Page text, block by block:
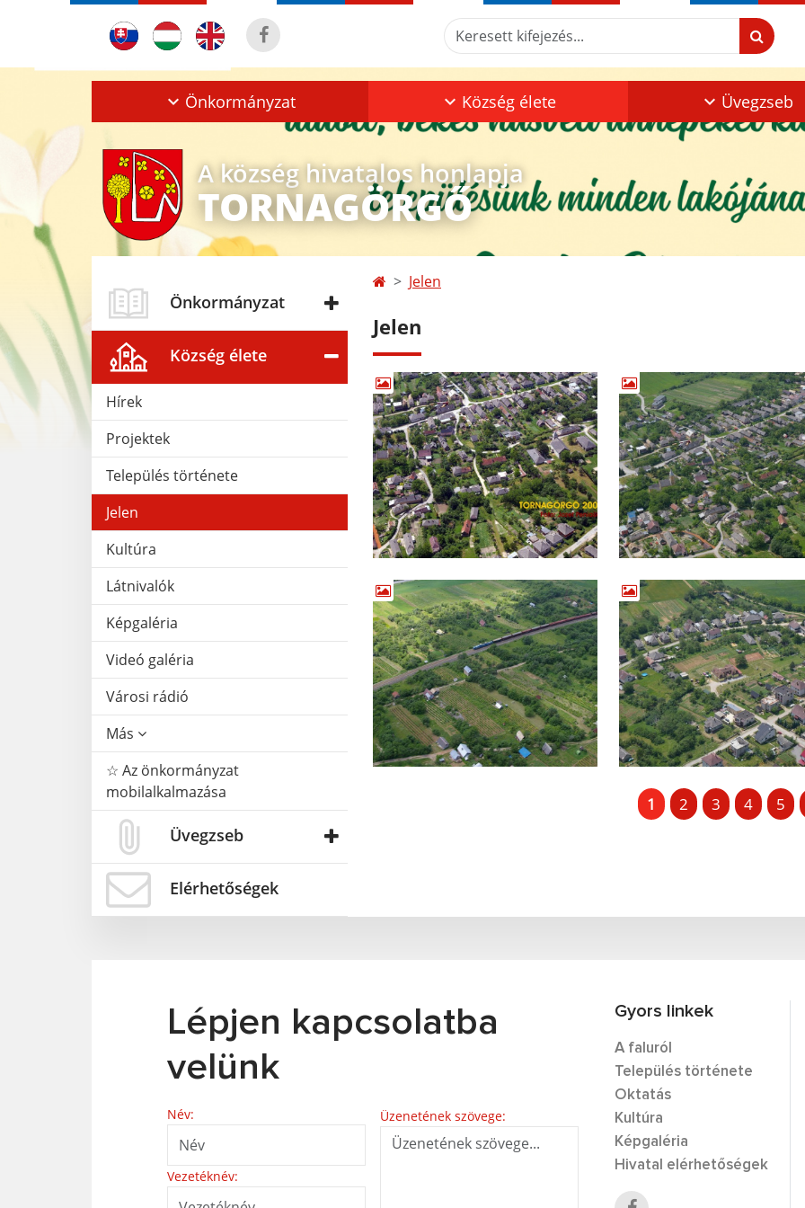
Keresett kifejezés...
Önkormányzat Község élete Üvegzseb
A község hivatalos honlapja
TORNAGÖRGŐ
Önkormányzat
Község élete
Hírek
Projektek
Település története
Jelen
Kultúra
Látnivalók
Képgaléria
Videó galéria
Városi rádió
Más
☆ Az önkormányzat
mobilalkalmazása
Üvegzseb
Elérhetőségek
Jelen
Jelen
1 2 3 4 5
Lépjen kapcsolatba
velünk
Név:
Vezetéknév:
Üzenetének szövege:
Gyors linkek
A faluról
Település története
Oktatás
Kultúra
Képgaléria
Hivatal elérhetőségek